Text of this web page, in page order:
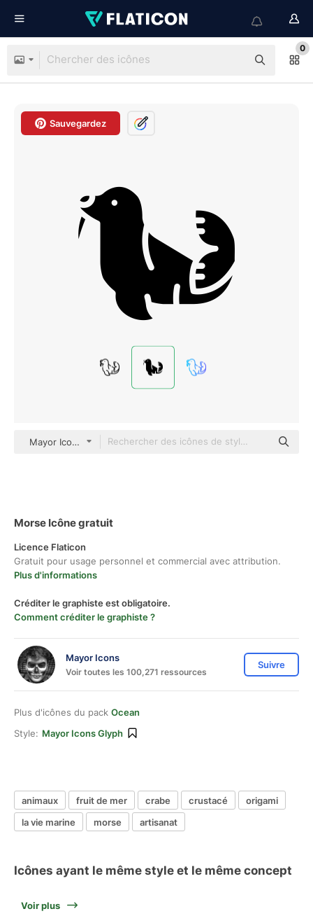
0
Sauvegardez
Mayor Icons Glyph
Morse Icône gratuit
Licence Flaticon
Gratuit pour usage personnel et commercial avec attribution.
Plus d'informations
Créditer le graphiste est obligatoire.
Comment créditer le graphiste ?
Mayor Icons
Voir toutes les 100,271 ressources
Suivre
Plus d'icônes du pack Ocean
Style: Mayor Icons Glyph
animaux fruit de mer crabe crustacé
origami
la vie marine
morse artisanat
Icônes ayant le même style et le même concept
Voir plus